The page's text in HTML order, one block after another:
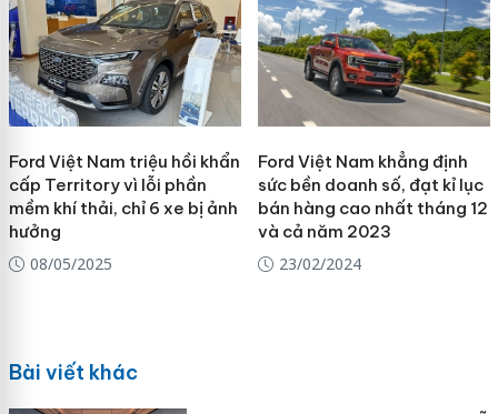
Ford Việt Nam triệu hồi khẩn
cấp Territory vì lỗi phần
mềm khí thải, chỉ 6 xe bị ảnh
hưởng
08/05/2025
Ford Việt Nam khẳng định
sức bền doanh số, đạt kỉ lục
bán hàng cao nhất tháng 12
và cả năm 2023
23/02/2024
Bài viết khác